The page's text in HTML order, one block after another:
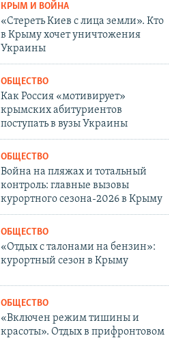
КРЫМ И ВОЙНА
«Стереть Киев с лица земли». Кто
в Крыму хочет уничтожения
Украины
ОБЩЕСТВО
Как Россия «мотивирует»
крымских абитуриентов
поступать в вузы Украины
ОБЩЕСТВО
Война на пляжах и тотальный
контроль: главные вызовы
курортного сезона-2026 в Крыму
ОБЩЕСТВО
«Отдых с талонами на бензин»:
курортный сезон в Крыму
ОБЩЕСТВО
«Включен режим тишины и
красоты». Отдых в прифронтовом